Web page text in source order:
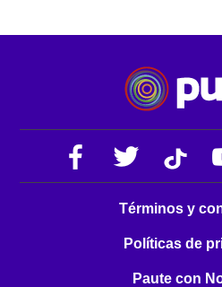
Términos y
Políticas de
Paute con